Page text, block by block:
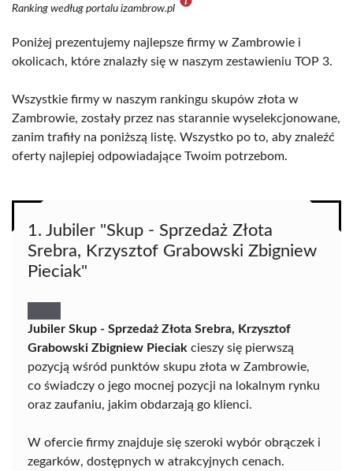
Ranking według portalu izambrow.pl
Poniżej prezentujemy najlepsze firmy w Zambrowie i
okolicach, które znalazły się w naszym zestawieniu TOP 3.
Wszystkie firmy w naszym rankingu skupów złota w
Zambrowie, zostały przez nas starannie wyselekcjonowane,
zanim trafiły na poniższą listę. Wszystko po to, aby znaleźć
oferty najlepiej odpowiadające Twoim potrzebom.
1. Jubiler "Skup - Sprzedaż Złota
Srebra, Krzysztof Grabowski Zbigniew
Pieciak"
Jubiler Skup - Sprzedaż Złota Srebra, Krzysztof
Grabowski Zbigniew Pieciak cieszy się pierwszą
pozycją wśród punktów skupu złota w Zambrowie,
co świadczy o jego mocnej pozycji na lokalnym rynku
oraz zaufaniu, jakim obdarzają go klienci.
W ofercie firmy znajduje się szeroki wybór obrączek i
zegarków, dostępnych w atrakcyjnych cenach.